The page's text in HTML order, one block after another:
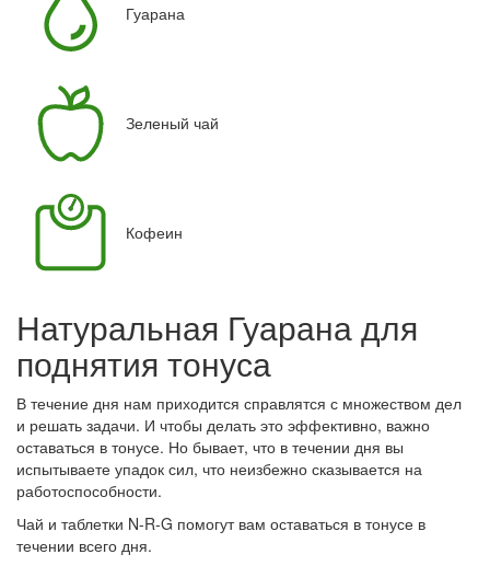
Гуарана
Зеленый чай
Кофеин
Натуральная Гуарана для
поднятия тонуса
В течение дня нам приходится справлятся с множеством дел
и решать задачи. И чтобы делать это эффективно, важно
оставаться в тонусе. Но бывает, что в течении дня вы
испытываете упадок сил, что неизбежно сказывается на
работоспособности.
Чай и таблетки N-R-G помогут вам оставаться в тонусе в
течении всего дня.